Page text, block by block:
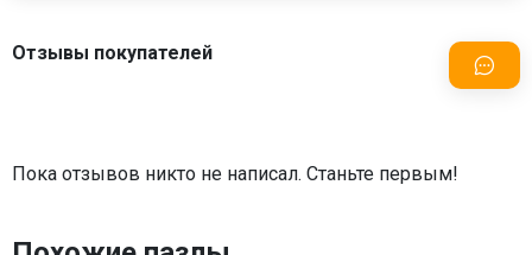
Отзывы покупателей
Пока отзывов никто не написал. Станьте первым!